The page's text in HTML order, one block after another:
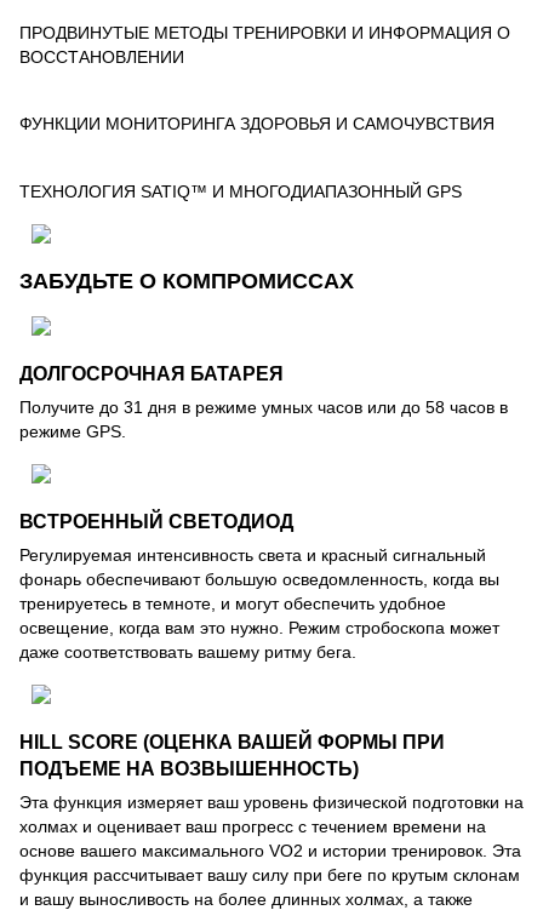
ПРОДВИНУТЫЕ МЕТОДЫ ТРЕНИРОВКИ И ИНФОРМАЦИЯ О
ВОССТАНОВЛЕНИИ
ФУНКЦИИ МОНИТОРИНГА ЗДОРОВЬЯ И САМОЧУВСТВИЯ
ТЕХНОЛОГИЯ SATIQ™ И МНОГОДИАПАЗОННЫЙ GPS
ЗАБУДЬТЕ О КОМПРОМИССАХ
ДОЛГОСРОЧНАЯ БАТАРЕЯ
Получите до 31 дня в режиме умных часов или до 58 часов в
режиме GPS.
ВСТРОЕННЫЙ СВЕТОДИОД
Регулируемая интенсивность света и красный сигнальный
фонарь обеспечивают большую осведомленность, когда вы
тренируетесь в темноте, и могут обеспечить удобное
освещение, когда вам это нужно. Режим стробоскопа может
даже соответствовать вашему ритму бега.
HILL SCORE (ОЦЕНКА ВАШЕЙ ФОРМЫ ПРИ
ПОДЪЕМЕ НА ВОЗВЫШЕННОСТЬ)
Эта функция измеряет ваш уровень физической подготовки на
холмах и оценивает ваш прогресс с течением времени на
основе вашего максимального VO2 и истории тренировок. Эта
функция рассчитывает вашу силу при беге по крутым склонам
и вашу выносливость на более длинных холмах, а также